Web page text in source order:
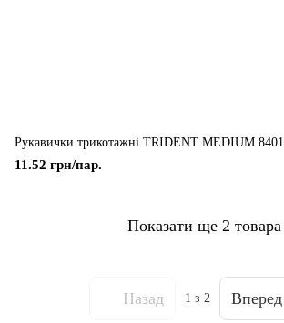
Рукавички трикотажні TRIDENT MEDIUM 8401
11.52 грн/пар.
Показати ще 2 товара
Назад 1 з 2 Вперед